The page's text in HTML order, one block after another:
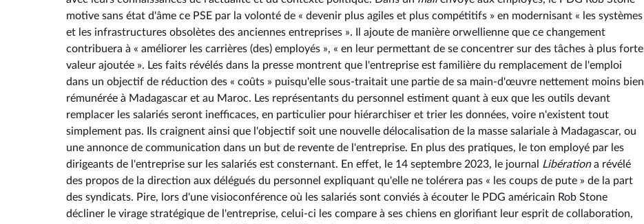
motive sans état d'âme ce PSE par la volonté de « devenir plus agiles et plus compétitifs » en modernisant « les systèmes
et les infrastructures obsolètes des anciennes entreprises ». Il ajoute de manière orwellienne que ce changement
contribuera à « améliorer les carrières (des) employés », « en leur permettant de se concentrer sur des tâches à plus forte
valeur ajoutée ». Les faits révélés dans la presse montrent que l'entreprise est familière du remplacement de l'emploi
dans un objectif de réduction des « coûts » puisqu'elle sous-traitait une partie de sa main-d'œuvre nettement moins bien
rémunérée à Madagascar et au Maroc. Les représentants du personnel estiment quant à eux que les outils devant
remplacer les salariés seront inefficaces, en particulier pour hiérarchiser et trier les données, voire n'existent tout
simplement pas. Ils craignent ainsi que l'objectif soit une nouvelle délocalisation de la masse salariale à Madagascar, ou
une annonce de communication dans un but de revente de l'entreprise. En plus des pratiques, le ton employé par les
dirigeants de l'entreprise sur les salariés est consternant. En effet, le 14 septembre 2023, le journal Libérationa révélé
des propos de la direction aux délégués du personnel expliquant qu'elle ne tolérera pas « les coups de pute » de la part
des syndicats. Pire, lors d'une visioconférence où les salariés sont conviés à écouter le PDG américain Rob Stone
décliner le virage stratégique de l'entreprise, celui-ci les compare à ses chiens en glorifiant leur esprit de collaboration,